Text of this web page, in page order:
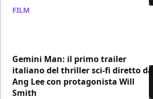
FILM
Gemini Man: il primo trailer
italiano del thriller sci-fi diretto da
Ang Lee con protagonista Will
Smith